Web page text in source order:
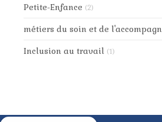
Petite-Enfance (2)
métiers du soin et de
Inclusion au travail (1)